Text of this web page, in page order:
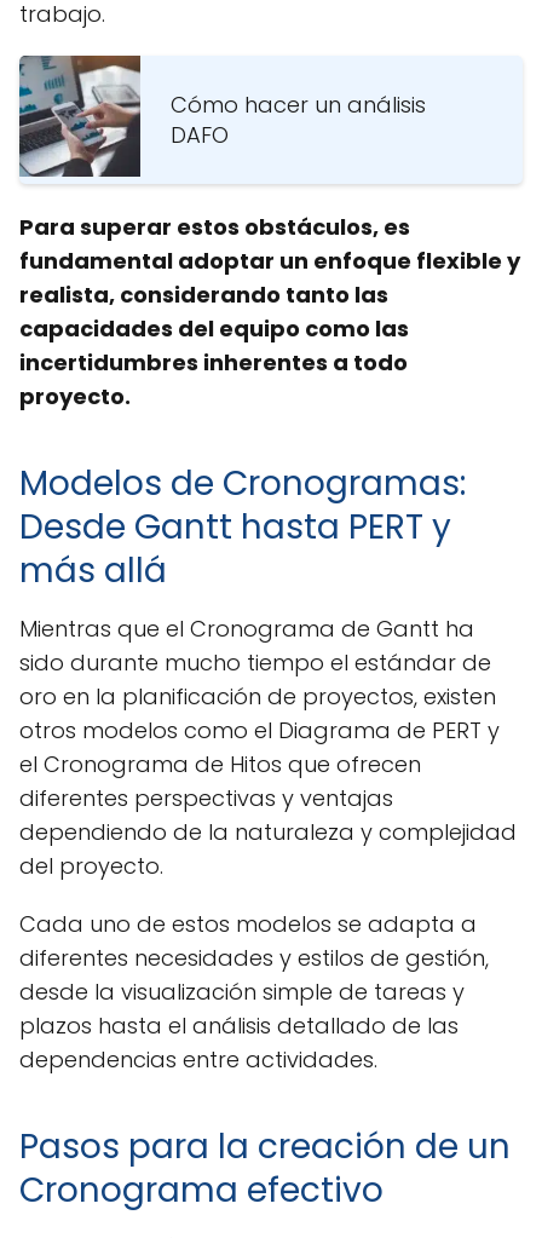
trabajo.
Cómo hacer un análisis
DAFO
Para superar estos obstáculos, es
fundamental adoptar un enfoque flexible y
realista, considerando tanto las
capacidades del equipo como las
incertidumbres inherentes a todo
proyecto.
Modelos de Cronogramas:
Desde Gantt hasta PERT y
más allá
Mientras que el Cronograma de Gantt ha
sido durante mucho tiempo el estándar de
oro en la planificación de proyectos, existen
otros modelos como el Diagrama de PERT y
el Cronograma de Hitos que ofrecen
diferentes perspectivas y ventajas
dependiendo de la naturaleza y complejidad
del proyecto.
Cada uno de estos modelos se adapta a
diferentes necesidades y estilos de gestión,
desde la visualización simple de tareas y
plazos hasta el análisis detallado de las
dependencias entre actividades.
Pasos para la creación de un
Cronograma efectivo